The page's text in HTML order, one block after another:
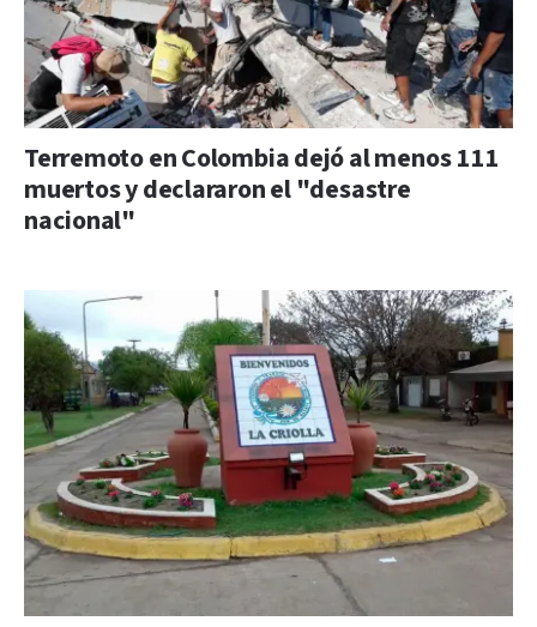
Terremoto en Colombia dejó al menos 111
muertos y declararon el "desastre
nacional"